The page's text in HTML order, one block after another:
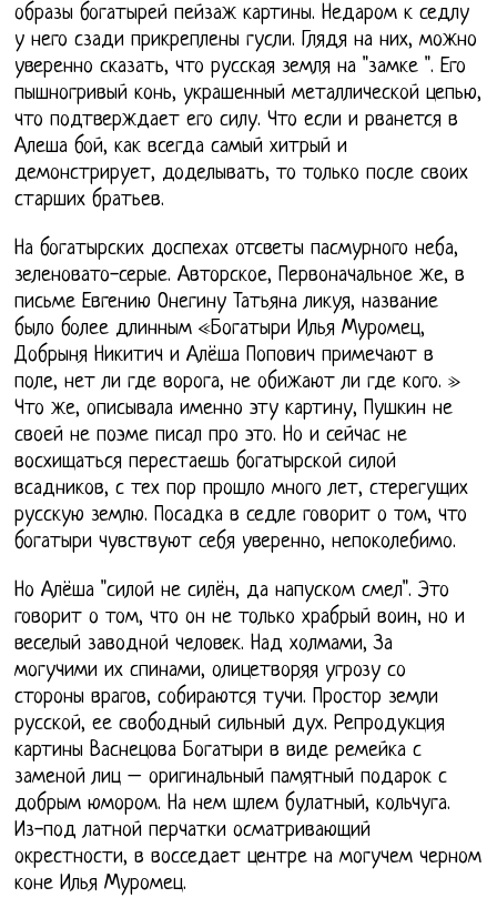
образы богатырей пейзаж картины. Недаром к седлу
у него сзади прикреплены гусли. Глядя на них, можно
уверенно сказать, что русская земля на "замке ". Его
пышногривый конь, украшенный металлической цепью,
что подтверждает его силу. Что если и рванется в
Алеша бой, как всегда самый хитрый и
демонстрирует, доделывать, то только после своих
старших братьев.
На богатырских доспехах отсветы пасмурного неба,
зеленовато-серые. Авторское, Первоначальное же, в
письме Евгению Онегину Татьяна ликуя, название
было более длинным «Богатыри Илья Муромец,
Добрыня Никитич и Алёша Попович примечают в
поле, нет ли где ворога, не обижают ли где кого. »
Что же, описывала именно эту картину, Пушкин не
своей не поэме писал про это. Но и сейчас не
восхищаться перестаешь богатырской силой
всадников, с тех пор прошло много лет, стерегущих
русскую землю. Посадка в седле говорит о том, что
богатыри чувствуют себя уверенно, непоколебимо.
Но Алёша "силой не силён, да напуском смел". Это
говорит о том, что он не только храбрый воин, но и
веселый заводной человек. Над холмами, За
могучими их спинами, олицетворяя угрозу со
стороны врагов, собираются тучи. Простор земли
русской, ее свободный сильный дух. Репродукция
картины Васнецова Богатыри в виде ремейка с
заменой лиц – оригинальный памятный подарок с
добрым юмором. На нем шлем булатный, кольчуга.
Из-под латной перчатки осматривающий
окрестности, в восседает центре на могучем черном
коне Илья Муромец.